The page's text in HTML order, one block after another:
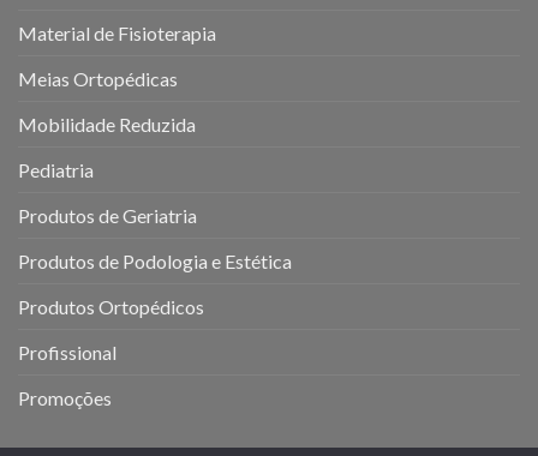
Material de Fisioterapia
Meias Ortopédicas
Mobilidade Reduzida
Pediatria
Produtos de Geriatria
Produtos de Podologia e Estética
Produtos Ortopédicos
Profissional
Promoções